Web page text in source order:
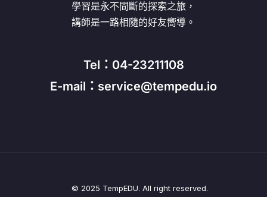
學習是永不間斷的探索之旅，
講師是一路相隨的好友嚮導。
Tel：04-23211108
E-mail：service@tempedu.io
© 2025 TempEDU. All right reserved.